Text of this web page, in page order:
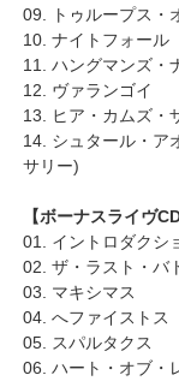
09. トゥループス・
10. ナイトフォール
11. ハングマンズ・
12. ヴァランゴイ
13. ヒア・カムズ・
14. シュタール・ア
サリー)
【ボーナスライヴ
01. イントロダクシ
02. ザ・ラスト・バ
03. マキシマス
04. へファイストス
05. スパルタクス
06. ハート・オブ・